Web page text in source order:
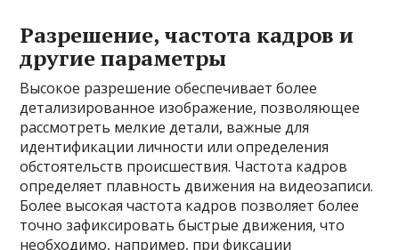
Разрешение, частота кадров и
другие параметры
Высокое разрешение обеспечивает более
детализированное изображение, позволяющее
рассмотреть мелкие детали, важные для
идентификации личности или определения
обстоятельств происшествия. Частота кадров
определяет плавность движения на видеозаписи.
Более высокая частота кадров позволяет более
точно зафиксировать быстрые движения, что
необходимо, например, при фиксации